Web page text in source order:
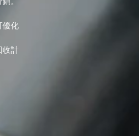
優化
收計